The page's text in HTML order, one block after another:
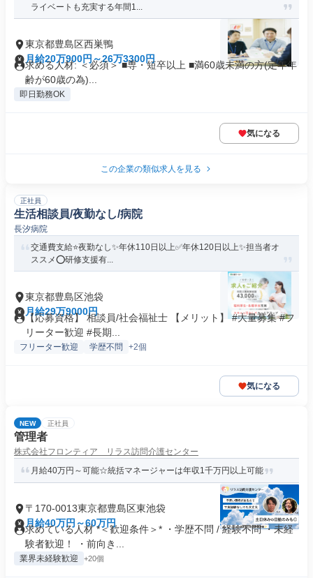
ライベートも充実する年間1...
東京都豊島区西巣鴨
月給20万900円～26万3300円
求める人材: ＜必須＞ ■専・短卒以上 ■満60歳未満の方(定年年
齢が60歳の為)...
即日勤務OK
気になる
この企業の類似求人を見る
正社員
生活相談員/夜勤なし/病院
長汐病院
交通費支給⭐️夜勤なし✨年休110日以上✅️年休120日以上✨担当者オ
ススメ⭕️研修支援有...
東京都豊島区池袋
月給29万9000円
【応募資格】 相談員/社会福祉士 【メリット】 #大量募集 #フ
リーター歓迎 #長期...
フリーター歓迎 学歴不問 +2個
気になる
NEW 正社員
管理者
株式会社フロンティア リラス訪問介護センター
月給40万円～可能☆統括マネージャーは年収1千万円以上可能
〒170-0013東京都豊島区東池袋
月給40万円～60万円
求めている人材 *＜歓迎条件＞* ・学歴不問 / 経験不問 ・未経
験者歓迎！ ・前向き...
業界未経験歓迎 +20個